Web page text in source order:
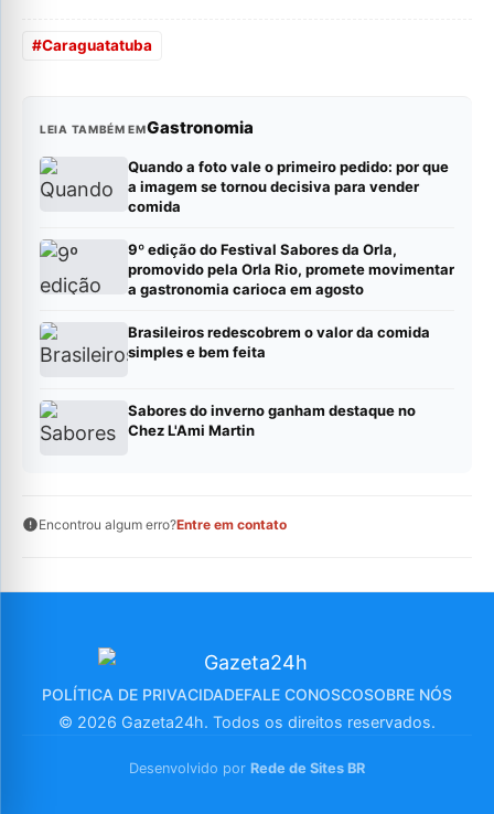
#Caraguatatuba
LEIA TAMBÉM EMGastronomia
Quando a foto vale o primeiro pedido: por que
a imagem se tornou decisiva para vender
comida
9º edição do Festival Sabores da Orla,
promovido pela Orla Rio, promete movimentar
a gastronomia carioca em agosto
Brasileiros redescobrem o valor da comida
simples e bem feita
Sabores do inverno ganham destaque no
Chez L'Ami Martin
Encontrou algum erro?Entre em contato
POLÍTICA DE PRIVACIDADEFALE CONOSCOSOBRE NÓS
© 2026 Gazeta24h. Todos os direitos reservados.
Desenvolvido por Rede de Sites BR